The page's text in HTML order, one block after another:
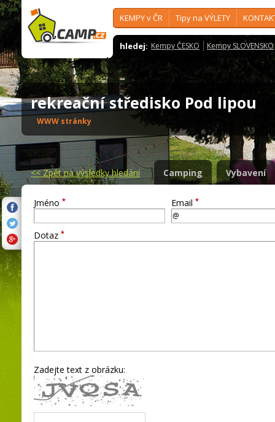
KEMPY v ČR Tipy na VÝLETY
hledej: Kempy ČESKO Kempy SLOVENSKO
rekreační středisko Pod lipou
WWW stránky
<<Zpět na výsledky hledání Camping Vybavení
Jméno * Email *
Dotaz *
Zadejte text z obrázku: